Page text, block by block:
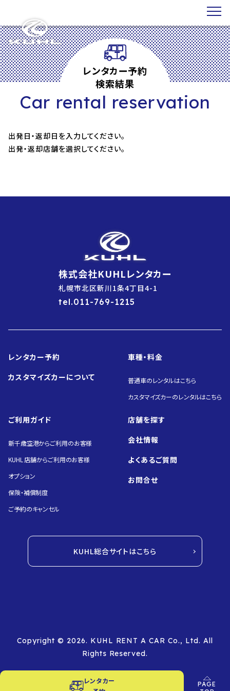
レンタカー予約
検索結果
Car rental reservation
出発日・返却日を入力してください。
出発・返却店舗を選択してください。
株式会社KUHLレンタカー
札幌市北区新川1条4丁目4-1
tel.011-769-1215
レンタカー予約
カスタマイズカーについて
車種・料金
普通車のレンタルはこちら
カスタマイズカーのレンタルはこちら
ご利用ガイド
新千歳空港からご利用のお客様
KUHL 店舗からご利用のお客様
オプション
保険・補償制度
ご予約のキャンセル
店舗を探す
会社情報
よくあるご質問
お問合せ
KUHL総合サイトはこちら
Copyright © 2026. KUHL RENT A CAR Co., Ltd. All
Rights Reserved.
レンタカー
PAGE